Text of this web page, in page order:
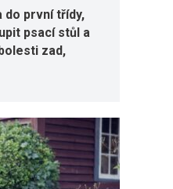
do první třídy,
psací stůl a
zad,